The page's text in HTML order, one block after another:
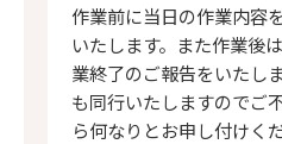
作業前に当日の作業内容
いたします。また作業後
業終了のご報告をいたし
も同行いたしますのでご
ら何なりとお申し付けく